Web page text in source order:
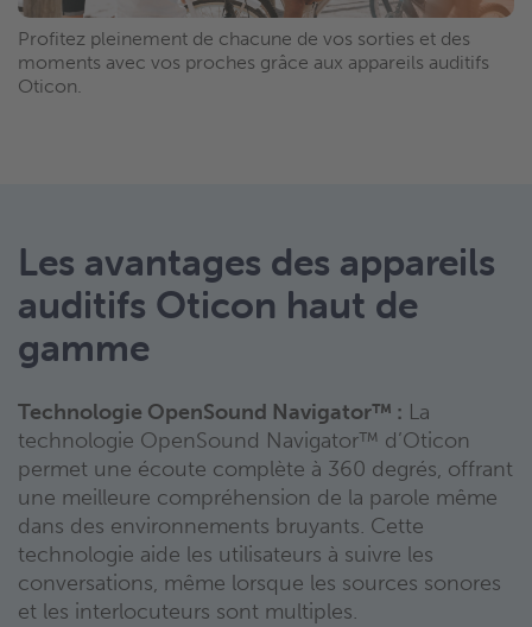
Profitez pleinement de chacune de vos sorties et des
moments avec vos proches grâce aux appareils auditifs
Oticon.
Les avantages des appareils
auditifs Oticon haut de
gamme
Technologie OpenSound Navigator™ : La
technologie OpenSound Navigator™ d’Oticon
permet une écoute complète à 360 degrés, offrant
une meilleure compréhension de la parole même
dans des environnements bruyants. Cette
technologie aide les utilisateurs à suivre les
conversations, même lorsque les sources sonores
et les interlocuteurs sont multiples.